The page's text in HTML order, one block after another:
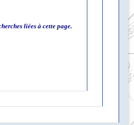
liées à cette page.